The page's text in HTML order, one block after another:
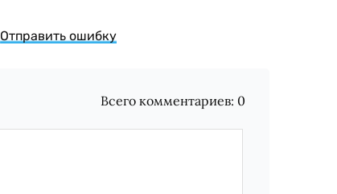
Отправить ошибку
Всего комментариев: 0